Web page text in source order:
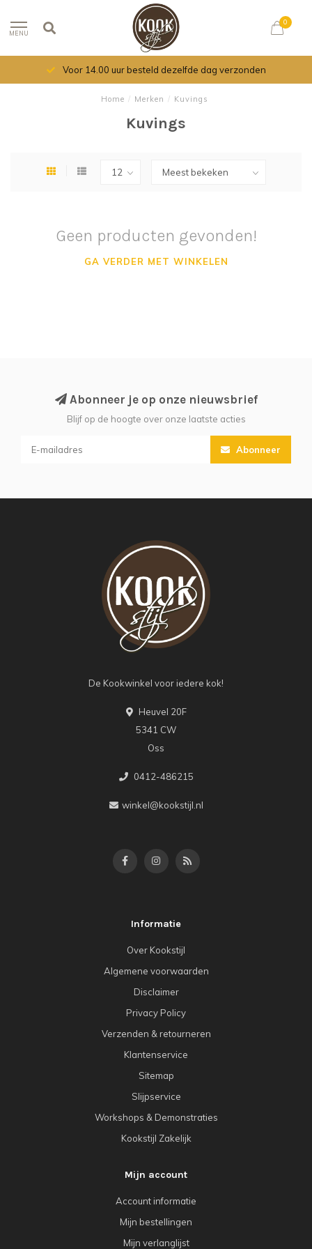
MENU
0
Voor 14.00 uur besteld dezelfde dag verzonden
Home / Merken / Kuvings
Kuvings
Geen producten gevonden!
GA VERDER MET WINKELEN
Abonneer je op onze nieuwsbrief
Blijf op de hoogte over onze laatste acties
Abonneer
De Kookwinkel voor iedere kok!
Heuvel 20F
5341 CW
Oss
0412-486215
winkel@kookstijl.nl
Informatie
Over Kookstijl
Algemene voorwaarden
Disclaimer
Privacy Policy
Verzenden & retourneren
Klantenservice
Sitemap
Slijpservice
Workshops & Demonstraties
Kookstijl Zakelijk
Mijn account
Account informatie
Mijn bestellingen
Mijn verlanglijst